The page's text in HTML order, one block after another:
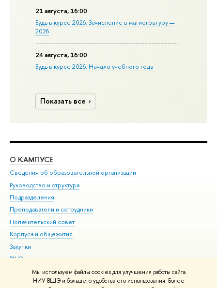
Мы используем файлы cookies для улучшения работы сайта
НИУ ВШЭ и большего удобства его использования. Более
21 августа, 16:00
Будь в курсе 2026: Зачисление в магистратуру —
2026
24 августа, 16:00
Будь в курсе 2026: Начало учебного года
Показать все
О КАМПУСЕ
Сведения об образовательной организации
Руководство и структура
Подразделения
Преподаватели и сотрудники
Попечительский совет
Корпуса и общежития
Закупки
ВШЭ для студентов с ограниченными возможностями
здоровья и инвалидностью
Версия для слабовидящих